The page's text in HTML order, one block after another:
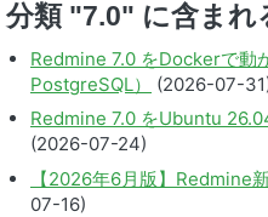
分類 "7.0" に含まれ
Redmine 7.0 をDockerで動
PostgreSQL）
(2026-07-
Redmine 7.0 をUbuntu
(2026-07-24)
【2026年6月版】Redmine
07-16)